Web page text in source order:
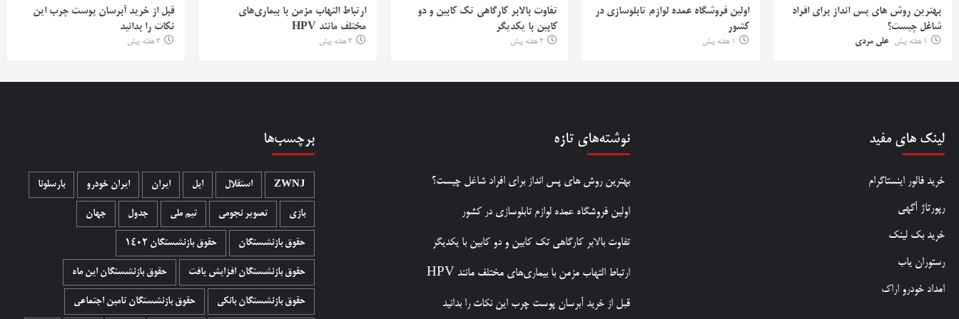
بهترین روش‌ های پس‌ انداز برای افراد
شاغل چیست؟
1 هفته پیش علی مردی
اولین فروشگاه عمده لوازم تابلوسازی در
کشور
1 هفته پیش
تفاوت بالابر کارگاهی تک کابین و دو
کابین با یکدیگر
2 هفته پیش
ارتباط التهاب مزمن با بیماری‌های
مختلف مانند HPV
2 هفته پیش
قبل از خرید آبرسان پوست چرب این
نکات را بدانید
2 هفته پیش
لینک های مفید
خرید فالور اینستاگرام
رپورتاژ آگهی
خرید بک لینک
رستوران یاب
امداد خودرو اراک
نوشته‌های تازه
بهترین روش‌ های پس‌ انداز برای افراد شاغل چیست؟
اولین فروشگاه عمده لوازم تابلوسازی در کشور
تفاوت بالابر کارگاهی تک کابین و دو کابین با یکدیگر
ارتباط التهاب مزمن با بیماری‌های مختلف مانند HPV
قبل از خرید آبرسان پوست چرب این نکات را بدانید
برچسب‌ها
ZWNJ استقلال اپل ایران ایران خودرو بارسلونا
بازی تصویر نجومی تیم ملی جدول جهان
حقوق بازنشستگان حقوق بازنشستگان 1402
حقوق بازنشستگان افزایش یافت حقوق بازنشستگان این ماه
حقوق بازنشستگان بانکی حقوق بازنشستگان تامین اجتماعی